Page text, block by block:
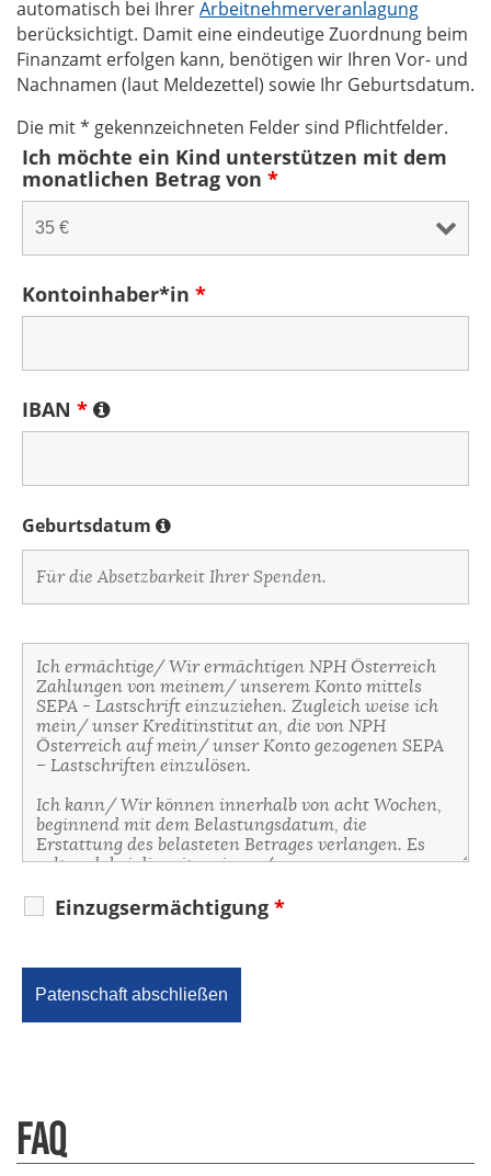
automatisch bei IhrerArbeitnehmerveranlagung
berücksichtigt. Damit eine eindeutige Zuordnung beim
Finanzamt erfolgen kann, benötigen wir Ihren Vor- und
Nachnamen (laut Meldezettel) sowie Ihr Geburtsdatum.
Die mit * gekennzeichneten Felder sind Pflichtfelder.
Ich möchte ein Kind unterstützen mit dem
monatlichen Betrag von *
Kontoinhaber*in *
IBAN *
Geburtsdatum
Einzugsermächtigung *
FAQ